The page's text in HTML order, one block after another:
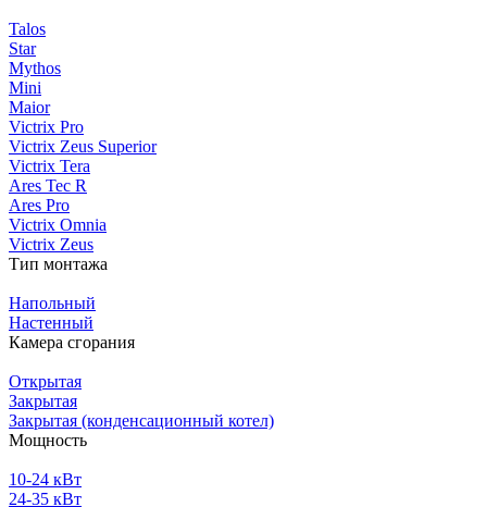
Talos
Star
Mythos
Mini
Maior
Victrix Pro
Victrix Zeus Superior
Victrix Tera
Ares Tec R
Ares Pro
Victrix Omnia
Victrix Zeus
Тип монтажа
Напольный
Настенный
Камера сгорания
Открытая
Закрытая
Закрытая (конденсационный котел)
Мощность
10-24 кВт
24-35 кВт